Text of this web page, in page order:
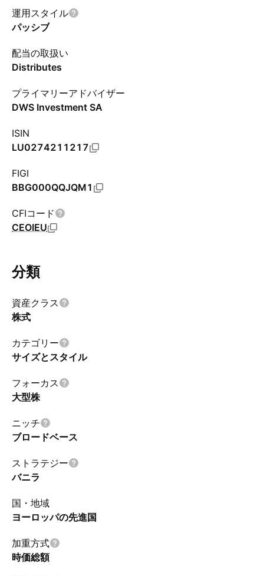
運用スタイル
パッシブ
配当の取扱い
Distributes
プライマリーアドバイザー
DWS Investment SA
ISIN
LU0274211217
FIGI
BBG000QQJQM1
CFIコード
CEOIEU
分類
資産クラス
株式
カテゴリー
サイズとスタイル
フォーカス
大型株
ニッチ
ブロードベース
ストラテジー
バニラ
国・地域
ヨーロッパの先進国
加重方式
時価総額